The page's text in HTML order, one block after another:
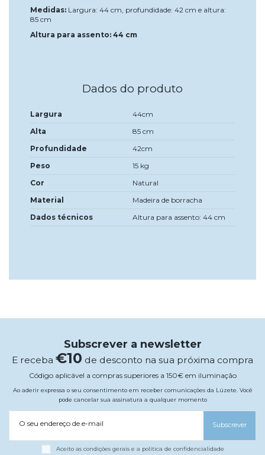
Medidas: Largura: 44 cm, profundidade: 42 cm e altura:
85 cm
Altura para assento: 44 cm
Dados do produto
Largura
44cm
Alta
85 cm
Profundidade
42cm
Peso
15 kg
Cor
Natural
Material
Madeira de borracha
Dados técnicos
Altura para assento: 44 cm
Subscrever a newsletter
E receba €10 de desconto na sua próxima compra
Código aplicável a compras superiores a 150€ em iluminação
Ao aderir expressa o seu consentimento em receber comunicações da Lúzete. Você
pode cancelar sua assinatura a qualquer momento
O seu endereço de e-mail Subscrever
Aceito as condições gerais e a política de confidencialidade